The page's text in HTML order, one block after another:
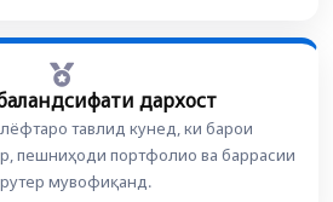
дархост
тавлид кунед, ки барои
пешниҳоди портфолио ва баррасии
мувофиқанд.